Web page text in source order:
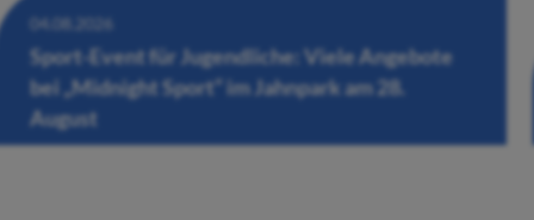
04.08.2026
Sport-Event für Jugendliche: Viele Angebote
bei „Midnight Sport“ im Jahnpark am 28.
August